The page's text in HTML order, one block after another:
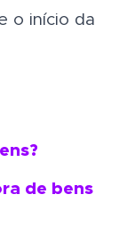
o início da
de bens